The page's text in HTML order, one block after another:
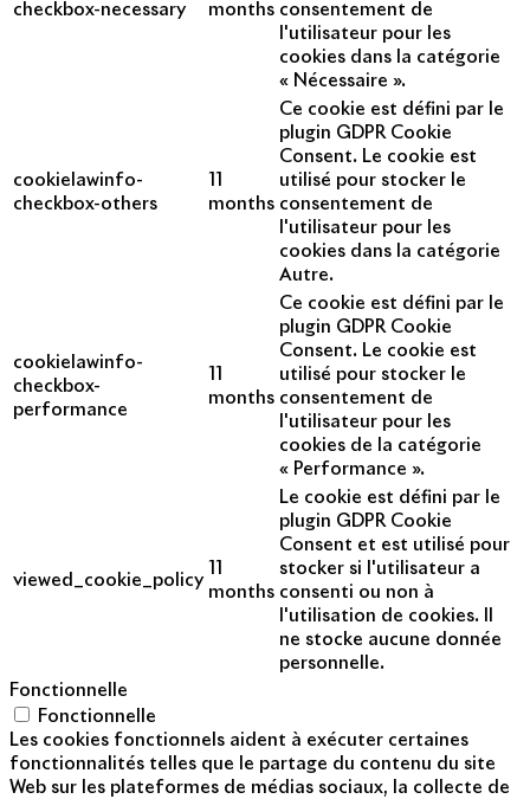
checkbox-necessary
months consentement de
l'utilisateur pour les
cookies dans la catégorie
« Nécessaire ».
cookielawinfo-
checkbox-others
months
Ce cookie est défini par le
plugin GDPR Cookie
Consent. Le cookie est
utilisé pour stocker le
consentement de
l'utilisateur pour les
cookies dans la catégorie
Autre.
cookielawinfo-
checkbox-
performance
months
Ce cookie est défini par le
plugin GDPR Cookie
Consent. Le cookie est
utilisé pour stocker le
consentement de
l'utilisateur pour les
cookies de la catégorie
« Performance ».
viewed_cookie_policy
months
Le cookie est défini par le
plugin GDPR Cookie
Consent et est utilisé pour
stocker si l'utilisateur a
consenti ou non à
l'utilisation de cookies. Il
ne stocke aucune donnée
personnelle.
Fonctionnelle
Fonctionnelle
Les cookies fonctionnels aident à exécuter certaines
fonctionnalités telles que le partage du contenu du site
Web sur les plateformes de médias sociaux, la collecte de